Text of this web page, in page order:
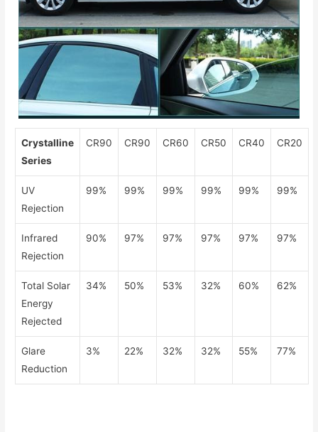
Crystalline
Series
CR90 CR90 CR60 CR50 CR40 CR20
UV
Rejection
99% 99% 99% 99% 99% 99%
Infrared
Rejection
90% 97% 97% 97% 97% 97%
Total Solar
Energy
Rejected
34% 50% 53% 32% 60% 62%
Glare
Reduction
3% 22% 32% 32% 55% 77%